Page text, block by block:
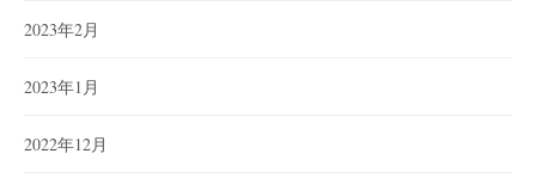
2023年2月
2023年1月
2022年12月